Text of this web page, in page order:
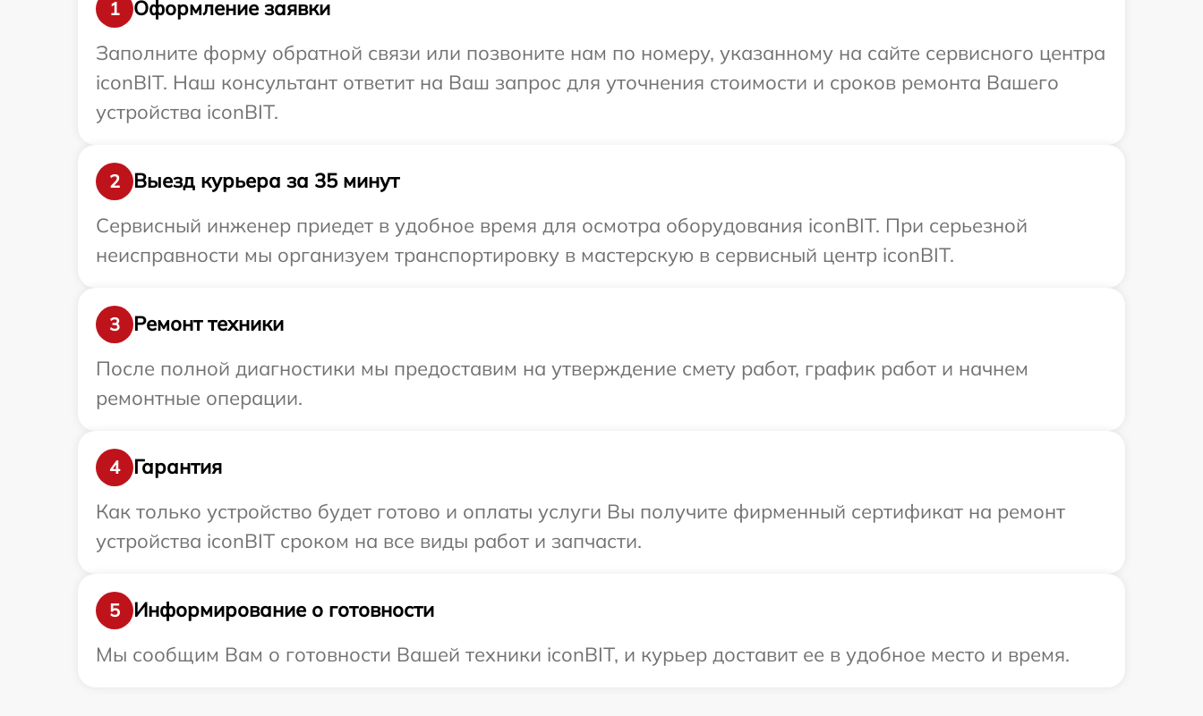
1
Оформление заявки
Заполните форму обратной связи или позвоните нам по номеру, указанному на сайте сервисного центра
iconBIT. Наш консультант ответит на Ваш запрос для уточнения стоимости и сроков ремонта Вашего
устройства iconBIT.
2
Выезд курьера за 35 минут
Сервисный инженер приедет в удобное время для осмотра оборудования iconBIT. При серьезной
неисправности мы организуем транспортировку в мастерскую в сервисный центр iconBIT.
3
Ремонт техники
После полной диагностики мы предоставим на утверждение смету работ, график работ и начнем
ремонтные операции.
4
Гарантия
Как только устройство будет готово и оплаты услуги Вы получите фирменный сертификат на ремонт
устройства iconBIT сроком на все виды работ и запчасти.
5
Информирование о готовности
Мы сообщим Вам о готовности Вашей техники iconBIT, и курьер доставит ее в удобное место и время.